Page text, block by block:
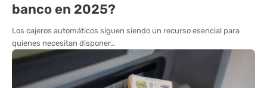
banco en 2025?
Los cajeros automáticos siguen siendo un recurso esencial para
quienes necesitan disponer…